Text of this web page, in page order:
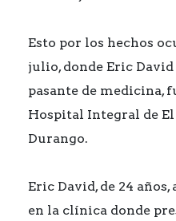
Esto por los hechos
julio, donde Eric
pasante de medicina,
Hospital Integral de El
Durango.
Eric David, de 24
en la clínica donde